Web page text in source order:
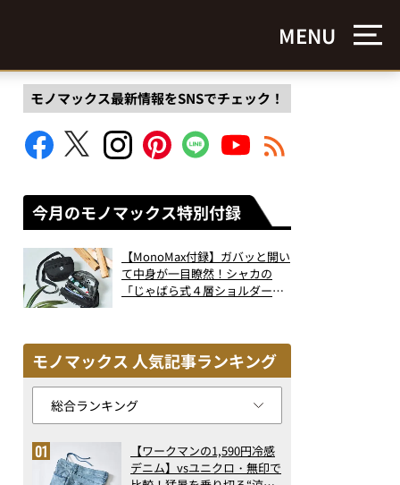
MENU
モノマックス最新情報をSNSでチェック！
今月のモノマックス特別付録
【MonoMax付録】ガバッと開い
て中身が一目瞭然！シャカの
「じゃばら式４層ショルダーバ
モノマックス 人気記事ランキング
【ワークマンの1,590円冷感
デニム】vsユニクロ・無印で